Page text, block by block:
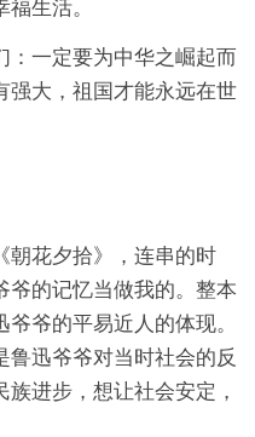
生活。
：一定要为中华之崛起而
强大，祖国才能永远在世
朝花夕拾》，连串的时
爷的记忆当做我的。整本
爷的平易近人的体现。
迅爷爷对当时社会的反
进步，想让社会安定，